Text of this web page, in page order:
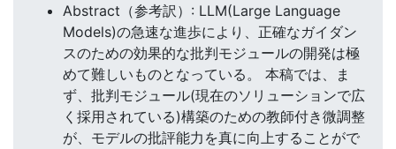
Abstract（参考訳）: LLM(Large Language
Models)の急速な進歩により、正確なガイダン
スのための効果的な批判モジュールの開発は極
めて難しいものとなっている。 本稿では、ま
ず、批判モジュール(現在のソリューションで広
く採用されている)構築のための教師付き微調整
が、モデルの批評能力を真に向上することがで